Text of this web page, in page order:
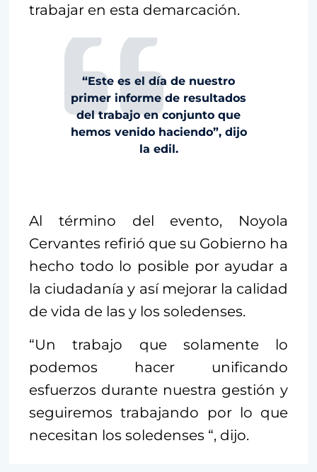
trabajar en esta demarcación.
“Este es el día de nuestro
primer informe de resultados
del trabajo en conjunto que
hemos venido haciendo”, dijo
la edil.
Al término del evento, Noyola
Cervantes refirió que su Gobierno ha
hecho todo lo posible por ayudar a
la ciudadanía y así mejorar la calidad
de vida de las y los soledenses.
“Un trabajo que solamente lo
podemos hacer unificando
esfuerzos durante nuestra gestión y
seguiremos trabajando por lo que
necesitan los soledenses “, dijo.